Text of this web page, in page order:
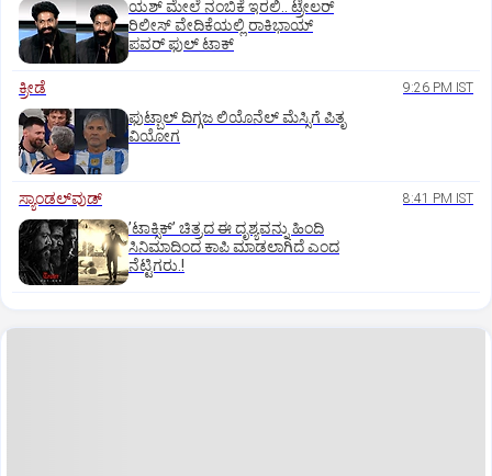
ಯಶ್‌ ಮೇಲೆ ನಂಬಿಕೆ ಇರಲಿ.. ಟ್ರೇಲರ್‌
ರಿಲೀಸ್‌ ವೇದಿಕೆಯಲ್ಲಿ ರಾಕಿಭಾಯ್‌
ಪವರ್‌ ಫುಲ್‌ ಟಾಕ್
ಕ್ರೀಡೆ 9:26 PM IST
ಫುಟ್ಬಾಲ್ ದಿಗ್ಗಜ ಲಿಯೊನೆಲ್‌ ಮೆಸ್ಸಿಗೆ ಪಿತೃ
ವಿಯೋಗ
ಸ್ಯಾಂಡಲ್‌ವುಡ್‌ 8:41 PM IST
ʼಟಾಕ್ಸಿಕ್‌ʼ ಚಿತ್ರದ ಈ ದೃಶ್ಯವನ್ನು ಹಿಂದಿ
ಸಿನಿಮಾದಿಂದ ಕಾಪಿ ಮಾಡಲಾಗಿದೆ ಎಂದ
ನೆಟ್ಟಿಗರು.!